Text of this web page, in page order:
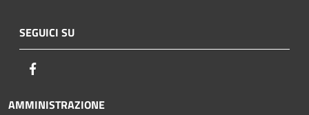
SEGUICI SU
AMMINISTRAZIONE